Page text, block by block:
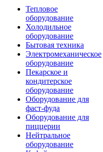
Тепловое
оборудование
Холодильное
оборудование
Бытовая техника
Электромеханическое
оборудование
Пекарское и
кондитерское
оборудование
Оборудование для
фаст-фуда
Оборудование для
пиццерии
Нейтральное
оборудование